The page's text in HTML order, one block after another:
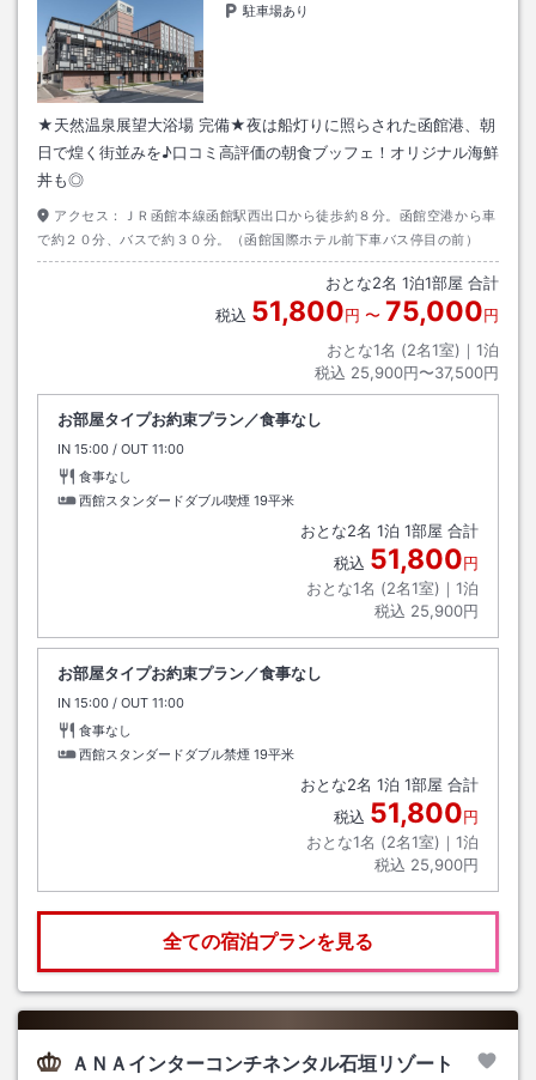
駐車場あり
★天然温泉展望大浴場 完備★夜は船灯りに照らされた函館港、朝
日で煌く街並みを♪口コミ高評価の朝食ブッフェ！オリジナル海鮮
丼も◎
アクセス：
ＪＲ函館本線函館駅西出口から徒歩約８分。函館空港から車
で約２０分、バスで約３０分。（函館国際ホテル前下車バス停目の前）
おとな2名 1泊1部屋 合計
税込 51,800円 〜 75,000円
おとな1名 (2名1室)｜ 1泊
税込 25,900円〜37,500円
お部屋タイプお約束プラン／食事なし
IN チェックイン
15:00 / OUT チェックアウト
11:00
食事なし
西館スタンダードダブル喫煙 19平米
おとな2名 1泊 1部屋 合計
税込 51,800円
おとな1名 (2名1室)｜ 1泊
税込 25,900円
お部屋タイプお約束プラン／食事なし
IN チェックイン
15:00 / OUT チェックアウト
11:00
食事なし
西館スタンダードダブル禁煙 19平米
おとな2名 1泊 1部屋 合計
税込 51,800円
おとな1名 (2名1室)｜ 1泊
税込 25,900円
全ての宿泊プランを見る
ＡＮＡインターコンチネンタル石垣リゾート